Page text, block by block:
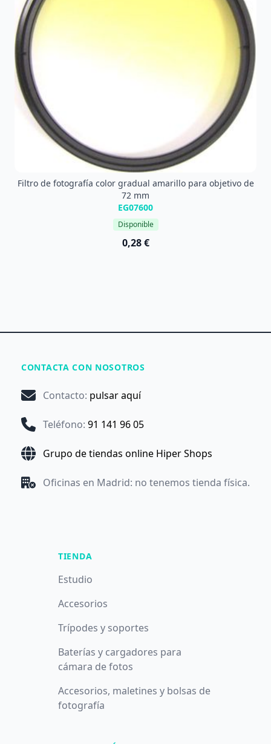
Filtro de fotografía color gradual amarillo para objetivo de
72 mm
EG07600
Disponible
0,28 €
CONTACTA CON NOSOTROS
Contacto: pulsar aquí
Teléfono: 91 141 96 05
Grupo de tiendas online Hiper Shops
Oficinas en Madrid: no tenemos tienda física.
TIENDA
Estudio
Accesorios
Trípodes y soportes
Baterías y cargadores para
cámara de fotos
Accesorios, maletines y bolsas de
fotografía